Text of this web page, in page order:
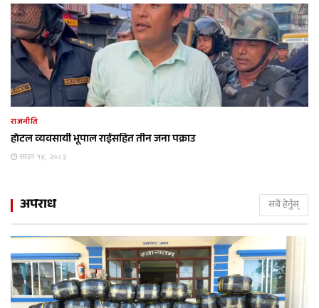
राजनीति
होटल व्यवसायी भूपाल राईसहित तीन जना पक्राउ
साउन १४, २०८३
अपराध सबै हेर्नुस्